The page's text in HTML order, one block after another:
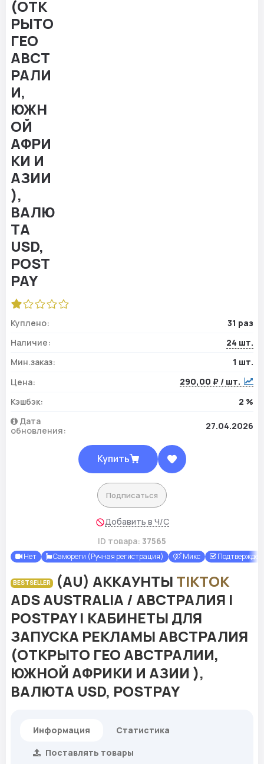
Куплено:
31 раз
Наличие:
24 шт.
Мин.заказ:
1 шт.
Цена:
290,00 ₽ / шт.
Кэшбэк:
2 %
Дата
обновления:
27.04.2026
Купить
Подписаться
Добавить в Ч/С
ID товара: 37565
Нет Самореги (Ручная регистрация) Микс
BESTSELLER (AU) АККАУНТЫ TIKTOK
ADS AUSTRALIA / АВСТРАЛИЯ |
POSTPAY | КАБИНЕТЫ ДЛЯ
ЗАПУСКА РЕКЛАМЫ АВСТРАЛИЯ
(ОТКРЫТО ГЕО АВСТРАЛИИ,
ЮЖНОЙ АФРИКИ И АЗИИ ),
ВАЛЮТА USD, POSTPAY
Информация
Статистика
Поставлять товары